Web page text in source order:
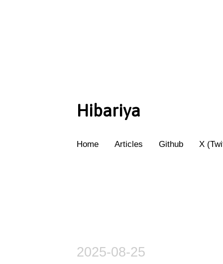
Hibariya
Home Articles Github X
2025-08-25